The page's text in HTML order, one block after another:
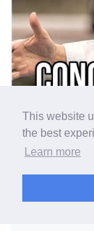
This website
the best
Learn more